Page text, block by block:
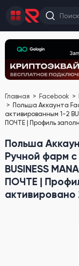
Главная Facebook
Польша Аккаунта
активированным 1-2
ПОЧТЕ | Профиль
Польша
Ручной фарм
BUSINESS
ПОЧТЕ |
активировано